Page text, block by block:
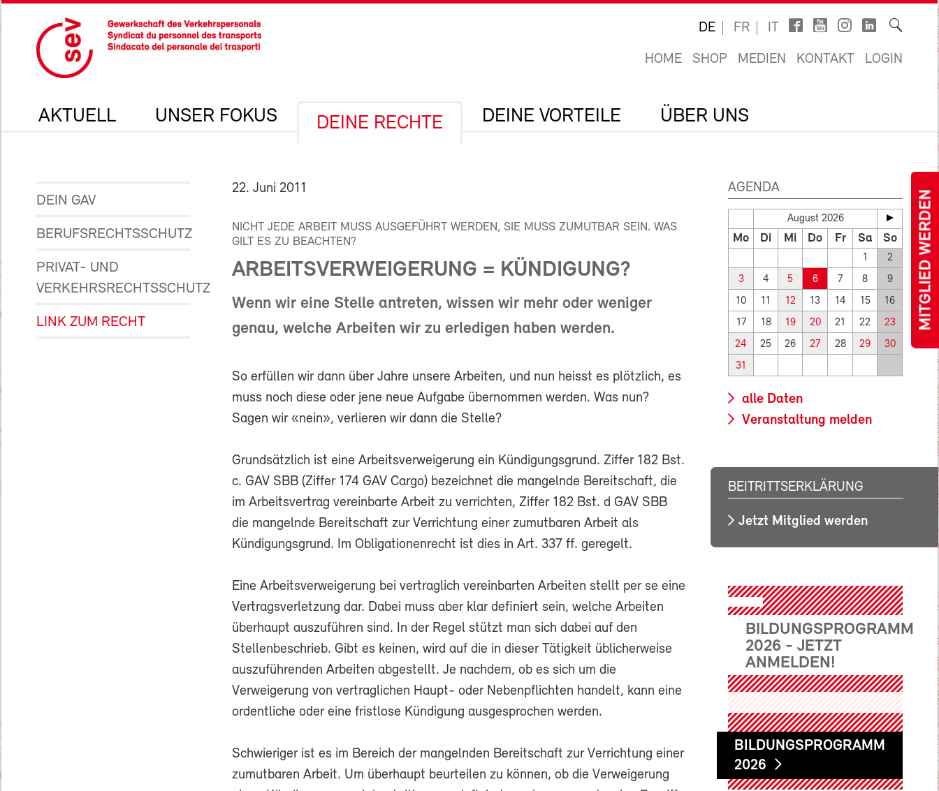
MITGLIED WERDEN
DE FR IT
HOME SHOP MEDIEN KONTAKT LOGIN
AKTUELL UNSER FOKUS DEINE RECHTE DEINE VORTEILE ÜBER UNS
DEIN GAV
BERUFSRECHTSSCHUTZ
PRIVAT- UND
VERKEHRSRECHTSSCHUTZ
LINK ZUM RECHT
22. Juni 2011
NICHT JEDE ARBEIT MUSS AUSGEFÜHRT WERDEN, SIE MUSS ZUMUTBAR SEIN. WAS
GILT ES ZU BEACHTEN?
ARBEITSVERWEIGERUNG = KÜNDIGUNG?
Wenn wir eine Stelle antreten, wissen wir mehr oder weniger
genau, welche Arbeiten wir zu erledigen haben werden.
So erfüllen wir dann über Jahre unsere Arbeiten, und nun heisst es plötzlich, es
muss noch diese oder jene neue Aufgabe übernommen werden. Was nun?
Sagen wir «nein», verlieren wir dann die Stelle?
Grundsätzlich ist eine Arbeitsverweigerung ein Kündigungsgrund. Ziffer 182 Bst.
c. GAV SBB (Ziffer 174 GAV Cargo) bezeichnet die mangelnde Bereitschaft, die
im Arbeitsvertrag vereinbarte Arbeit zu verrichten, Ziffer 182 Bst. d GAV SBB
die mangelnde Bereitschaft zur Verrichtung einer zumutbaren Arbeit als
Kündigungsgrund. Im Obligationenrecht ist dies in Art. 337 ff. geregelt.
Eine Arbeitsverweigerung bei vertraglich vereinbarten Arbeiten stellt per se eine
Vertragsverletzung dar. Dabei muss aber klar definiert sein, welche Arbeiten
überhaupt auszuführen sind. In der Regel stützt man sich dabei auf den
Stellenbeschrieb. Gibt es keinen, wird auf die in dieser Tätigkeit üblicherweise
auszuführenden Arbeiten abgestellt. Je nachdem, ob es sich um die
Verweigerung von vertraglichen Haupt- oder Nebenpflichten handelt, kann eine
ordentliche oder eine fristlose Kündigung ausgesprochen werden.
Schwieriger ist es im Bereich der mangelnden Bereitschaft zur Verrichtung einer
zumutbaren Arbeit. Um überhaupt beurteilen zu können, ob die Verweigerung
AGENDA
August 2026
Mo Di Mi Do Fr Sa So
1 2
3 4 5 6 7 8 9
10 11 12 13 14 15 16
17 18 19 20 21 22 23
24 25 26 27 28 29 30
31
alle Daten
Veranstaltung melden
BEITRITTSERKLÄRUNG
Jetzt Mitglied werden
BILDUNGSPROGRAMM
2026 - JETZT
ANMELDEN!
BILDUNGSPROGRAMM
2026